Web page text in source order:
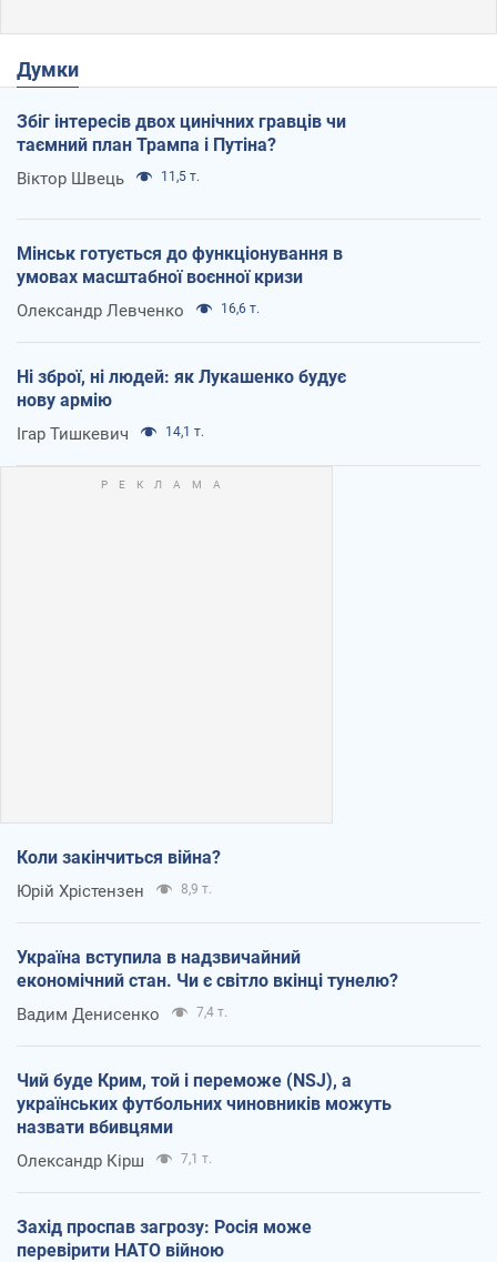
Думки
Збіг інтересів двох цинічних гравців чи
таємний план Трампа і Путіна?
Віктор Швець 11,5 т.
Мінськ готується до функціонування в
умовах масштабної воєнної кризи
Олександр Левченко 16,6 т.
Ні зброї, ні людей: як Лукашенко будує
нову армію
Ігар Тишкевич 14,1 т.
Коли закінчиться війна?
Юрій Хрістензен 8,9 т.
Україна вступила в надзвичайний
економічний стан. Чи є світло вкінці тунелю?
Вадим Денисенко 7,4 т.
Чий буде Крим, той і переможе (NSJ), а
українських футбольних чиновників можуть
назвати вбивцями
Олександр Кірш 7,1 т.
Захід проспав загрозу: Росія може
перевірити НАТО війною